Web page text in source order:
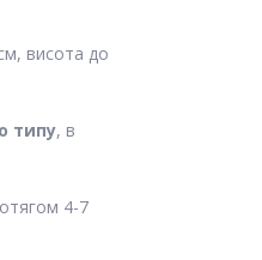
висота до
типу, в
4-7